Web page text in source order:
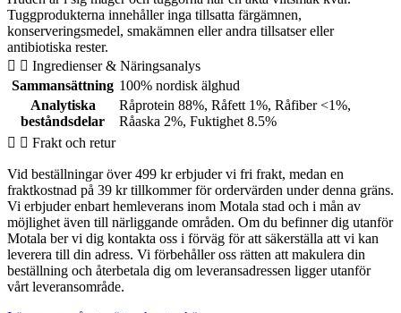
14cm
mängd
Tuggprodukterna innehåller inga tillsatta färgämnen,
konserveringsmedel, smakämnen eller andra tillsatser eller
antibiotiska rester.
Ingredienser & Näringsanalys
Sammansättning 100% nordisk älghud
Analytiska
beståndsdelar
Råprotein 88%, Råfett 1%, Råfiber <1%,
Råaska 2%, Fuktighet 8.5%
Frakt och retur
Vid beställningar över 499 kr erbjuder vi fri frakt, medan en
fraktkostnad på 39 kr tillkommer för ordervärden under denna gräns.
Vi erbjuder enbart hemleverans inom Motala stad och i mån av
möjlighet även till närliggande områden. Om du befinner dig utanför
Motala ber vi dig kontakta oss i förväg för att säkerställa att vi kan
leverera till din adress. Vi förbehåller oss rätten att makulera din
beställning och återbetala dig om leveransadressen ligger utanför
vårt leveransområde.